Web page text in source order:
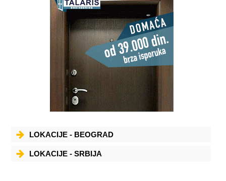
LOKACIJE - BEOGRAD
LOKACIJE - SRBIJA